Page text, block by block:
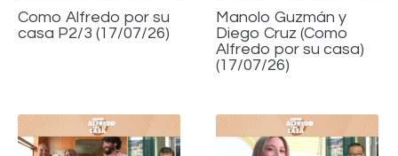
Como Alfredo por su
casa P2/3 (17/07/26)
Manolo Guzmán y
Diego Cruz (Como
Alfredo por su casa)
(17/07/26)